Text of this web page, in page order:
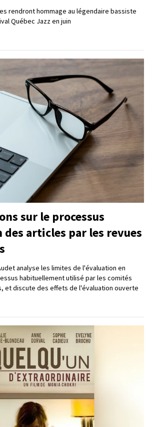
rendront hommage au légendaire bassiste
Québec Jazz en juin
sur le processus
des articles par les revues
analyse les limites de l'évaluation en
habituellement utilisé par les comités
et discute des effets de l'évaluation ouverte